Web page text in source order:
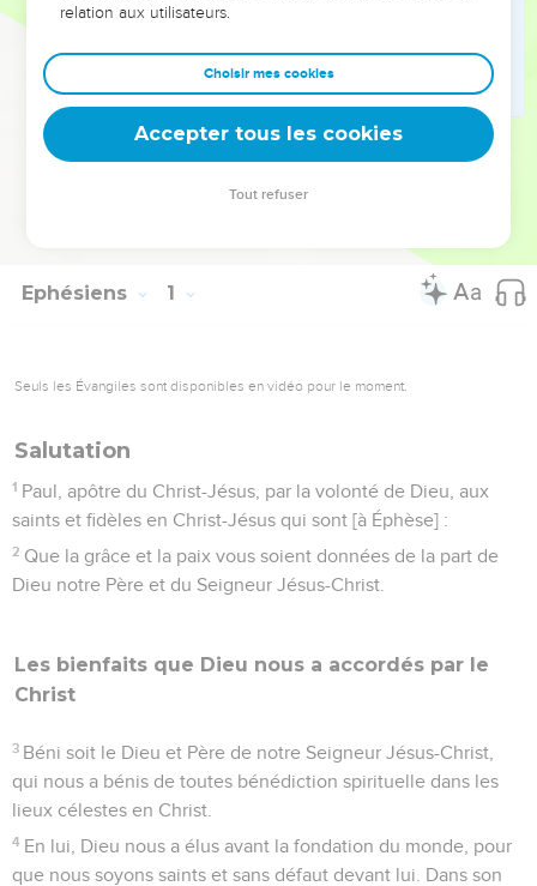
celui-ci devra user dans le combat spirituel (6.10-17).
Ainsi les destinataires de Paul seront-ils armés pour résister
aux faux docteurs qui essaient de séduire les Eglises
voisines de Colosses.
permission. All rights reserved worldwide.
Ephésiens 1
Seuls les Évangiles sont disponibles en vidéo pour le moment.
Salutation
1 Paul, apôtre du Christ-Jésus, par la volonté de Dieu, aux
saints et fidèles en Christ-Jésus qui sont [à Éphèse] :
2 Que la grâce et la paix vous soient données de la part de
Dieu notre Père et du Seigneur Jésus-Christ.
Les bienfaits que Dieu nous a accordés par le
Christ
3 Béni soit le Dieu et Père de notre Seigneur Jésus-Christ,
qui nous a bénis de toutes bénédiction spirituelle dans les
lieux célestes en Christ.
4 En lui, Dieu nous a élus avant la fondation du monde, pour
que nous soyons saints et sans défaut devant lui. Dans son
relation aux utilisateurs.
Choisir mes cookies
Accepter tous les cookies
Tout refuser